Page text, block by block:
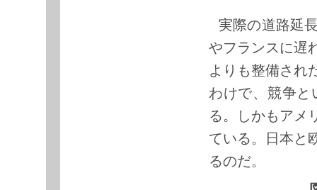
実際の道路延
やフランスに遅
よりも整備され
わけで、競争と
る。しかもアメ
ている。日本と
るのだ。